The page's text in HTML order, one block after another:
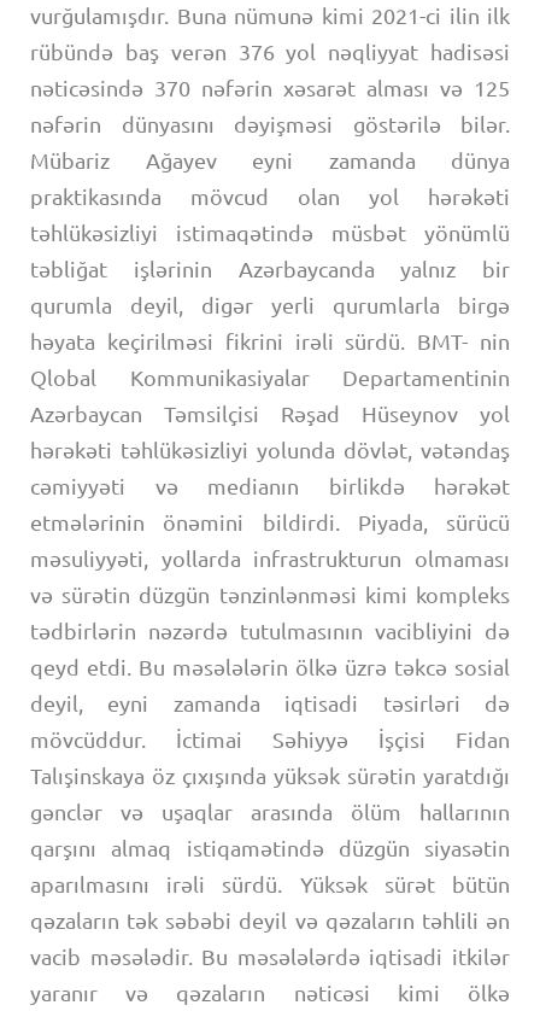
vurğulamışdır. Buna nümunə kimi 2021-ci ilin ilk
rübündə baş verən 376 yol nəqliyyat hadisəsi
nəticəsində 370 nəfərin xəsarət alması və 125
nəfərin dünyasını dəyişməsi göstərilə bilər.
Mübariz Ağayev eyni zamanda dünya
praktikasında mövcud olan yol hərəkəti
təhlükəsizliyi istimaqətində müsbət yönümlü
təbliğat işlərinin Azərbaycanda yalnız bir
qurumla deyil, digər yerli qurumlarla birgə
həyata keçirilməsi fikrini irəli sürdü. BMT- nin
Qlobal Kommunikasiyalar Departamentinin
Azərbaycan Təmsilçisi Rəşad Hüseynov yol
hərəkəti təhlükəsizliyi yolunda dövlət, vətəndaş
cəmiyyəti və medianın birlikdə hərəkət
etmələrinin önəmini bildirdi. Piyada, sürücü
məsuliyyəti, yollarda infrastrukturun olmaması
və sürətin düzgün tənzinlənməsi kimi kompleks
tədbirlərin nəzərdə tutulmasının vacibliyini də
qeyd etdi. Bu məsələlərin ölkə üzrə təkcə sosial
deyil, eyni zamanda iqtisadi təsirləri də
mövcüddur. İctimai Səhiyyə İşçisi Fidan
Talışinskaya öz çıxışında yüksək sürətin yaratdığı
gənclər və uşaqlar arasında ölüm hallarının
qarşını almaq istiqamətində düzgün siyasətin
aparılmasını irəli sürdü. Yüksək sürət bütün
qəzaların tək səbəbi deyil və qəzaların təhlili ən
vacib məsələdir. Bu məsələlərdə iqtisadi itkilər
yaranır və qəzaların nəticəsi kimi ölkə